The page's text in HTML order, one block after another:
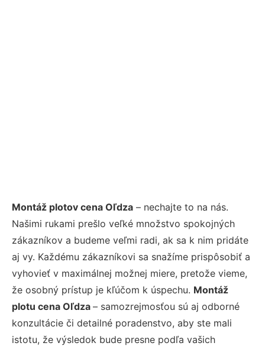
Montáž plotov cena Oľdza – nechajte to na nás.
Našimi rukami prešlo veľké množstvo spokojných
zákazníkov a budeme veľmi radi, ak sa k nim pridáte
aj vy. Každému zákazníkovi sa snažíme prispôsobiť a
vyhovieť v maximálnej možnej miere, pretože vieme,
že osobný prístup je kľúčom k úspechu. Montáž
plotu cena Oľdza – samozrejmosťou sú aj odborné
konzultácie či detailné poradenstvo, aby ste mali
istotu, že výsledok bude presne podľa vašich